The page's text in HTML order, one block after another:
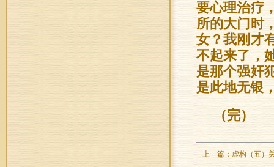
要心理治疗
所的大门时
女？我刚才
不起来了，
是那个强奸
是此地无银
（完）
上一篇： 虚构（五）